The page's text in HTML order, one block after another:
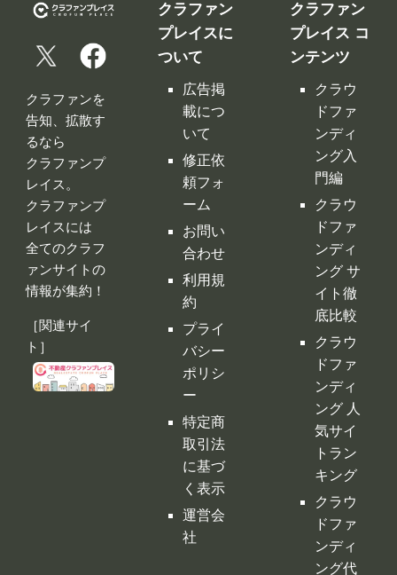
クラファンを
告知、拡散す
るなら
クラファンプ
レイス。
クラファンプ
レイスには
全てのクラフ
ァンサイトの
情報が集約！
［関連サイ
プレイスに
ついて
広告掲
載につ
いて
修正依
頼フォ
ーム
お問い
合わせ
利用規
約
プライ
バシー
ポリシ
ー
特定商
取引法
に基づ
プレイス コ
ンテンツ
クラウ
ドファ
ンディ
ング入
門編
クラウ
ドファ
ンディ
ング サ
イト徹
底比較
クラウ
ドファ
ンディ
ング 人
気サイ
トラン
キング
クラウ